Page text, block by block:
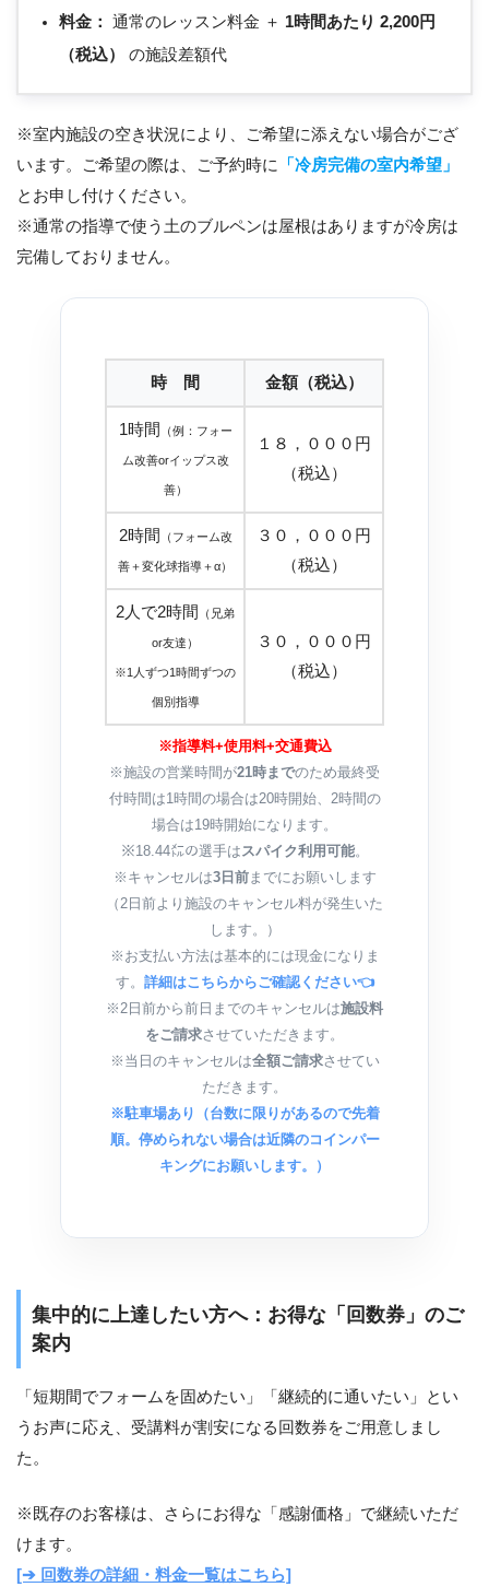
料金： 通常のレッスン料金 ＋ 1時間あたり 2,200円
（税込）
の施設差額代
※室内施設の空き状況により、ご希望に添えない場合がござ
います。ご希望の際は、ご予約時に 「冷房完備の室内希望」
とお申し付けください。
※通常の指導で使う土のブルペンは屋根はありますが冷房は
完備しておりません。
時 間 金額（税込）
1時間 （例：フォー
ム改善orイップス改
善）
１８，０００円
（税込）
2時間 （フォーム改
善＋変化球指導＋α）
３０，０００円
（税込）
2人で2時間 （兄弟
or友達）
※1人ずつ1時間ずつの
個別指導
３０，０００円
（税込）
※指導料+使用料+交通費込
※施設の営業時間が21時までのため最終受
付時間は1時間の場合は20時開始、2時間の
場合は19時開始になります。
※18.44㍍の選手はスパイク利用可能。
※キャンセルは3日前までにお願いします
（2日前より施設のキャンセル料が発生いた
します。）
※お支払い方法は基本的には現金になりま
す。 詳細はこちらからご確認ください👈
※2日前から前日までのキャンセルは施設料
をご請求させていただきます。
※当日のキャンセルは全額ご請求させてい
ただきます。
※駐車場あり（台数に限りがあるので先着
順。停められない場合は近隣のコインパー
キングにお願いします。）
集中的に上達したい方へ：お得な「回数券」のご
案内
「短期間でフォームを固めたい」「継続的に通いたい」とい
うお声に応え、受講料が割安になる回数券をご用意しまし
た。
※既存のお客様は、さらにお得な「感謝価格」で継続いただ
けます。
[➔ 回数券の詳細・料金一覧はこちら]